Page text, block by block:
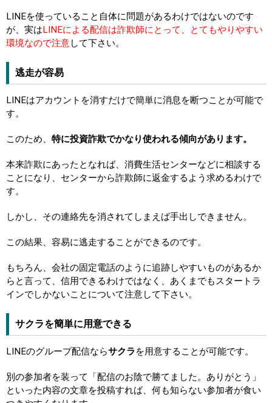
LINEを使っていること自体に問題があるわけではないのです
が、実はLINEによる配信は詐欺師にとって、とてもやりやすい
環境なので注意して下さい。
逃走が容易
LINEはアカウントを消すだけで簡単に消息を断つことが可能で
す。
このため、 特に投資詐欺でかなり使われる傾向があります。
本来詐欺にあったとなれば、消費生活センターなどに相談する
ことになり、センターから詐欺師に返金するよう求めるわけで
す。
しかし、その連絡先を消されてしまえば手出しできません。
この結果、容易に逃走することができるのです。
もちろん、会社の固定電話のように追跡しやすいものがあるか
らと言って、信用できるわけではなく、あくまでもスタートラ
インでしかないことについて注意して下さい。
サクラを簡単に用意できる
LINEのグループ配信ならサクラを用意することが可能です。
別の参加者を装って「配信のお陰で勝てました。ありがとう」
といった内容の文章を投稿すれば、何も知らない参加者が食い